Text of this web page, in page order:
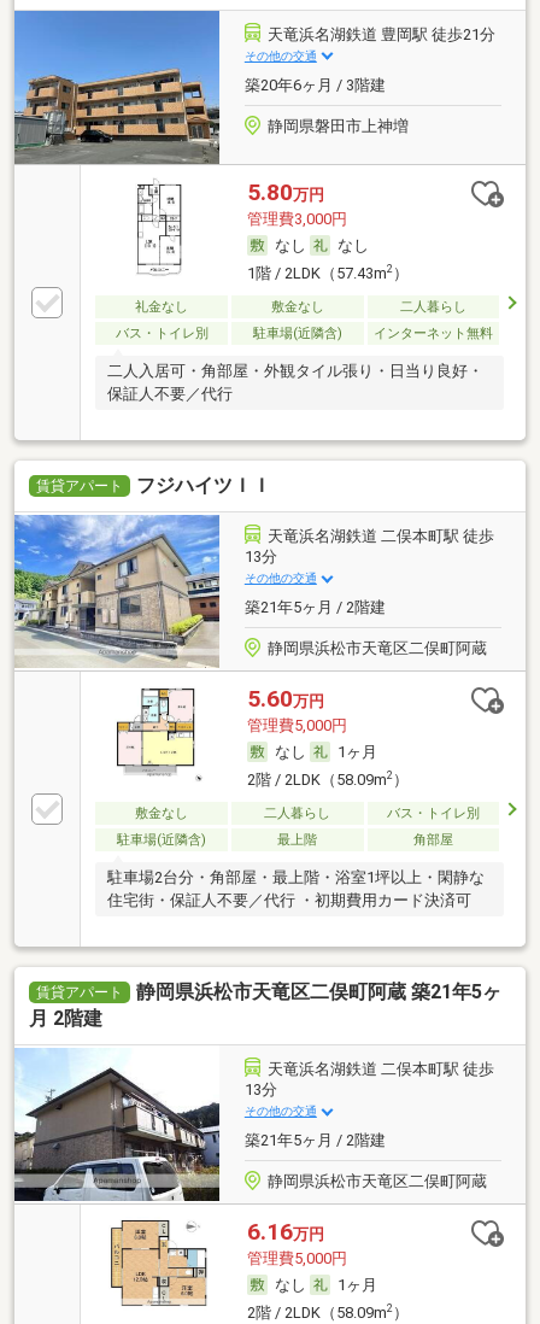
天竜浜名湖鉄道 豊岡駅 徒歩21分
その他の交通
築20年6ヶ月 / 3階建
静岡県磐田市上神増
5.80万円
管理費3,000円
なし
なし
1階 / 2LDK（57.43m2）
礼金なし 敷金なし
二人暮らし
バス・トイレ別
駐車場(近隣含) インターネット無料
二人入居可・角部屋・外観タイル張り・日当り良好・
保証人不要／代行
賃貸アパート フジハイツＩＩ
天竜浜名湖鉄道 二俣本町駅 徒歩
13分
その他の交通
築21年5ヶ月 / 2階建
静岡県浜松市天竜区二俣町阿蔵
5.60万円
管理費5,000円
なし
1ヶ月
2階 / 2LDK（58.09m2）
敷金なし 二人暮らし
バス・トイレ別
駐車場(近隣含)
最上階 角部屋
駐車場2台分・角部屋・最上階・浴室1坪以上・閑静な
住宅街・保証人不要／代行 ・初期費用カード決済可
賃貸アパート
静岡県浜松市天竜区二俣町阿蔵 築21年5ヶ
月 2階建
天竜浜名湖鉄道 二俣本町駅 徒歩
13分
その他の交通
築21年5ヶ月 / 2階建
静岡県浜松市天竜区二俣町阿蔵
6.16万円
管理費5,000円
なし
1ヶ月
2階 / 2LDK（58.09m2）